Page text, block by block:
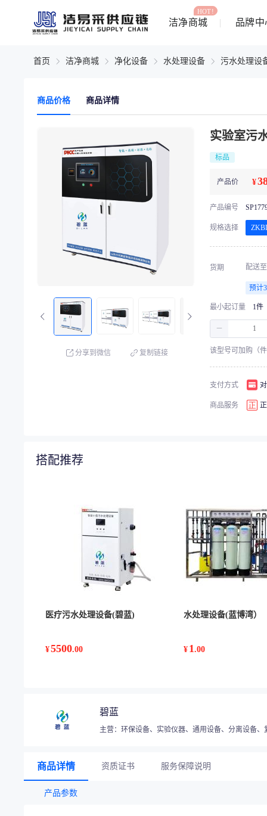
洁净商城
HOT!
品牌中
首页 洁净商城 净化设备 水处理设备 污水处理设
商品价格 商品详情
分享到微信 复制链接
实验室污
标品
产品价 ¥
产品编号
规格选择
货期 配送至
预计
最小起订量 1件
－
该型号可加购（
支付方式
商品服务
搭配推荐
医疗污水处理设备(碧蓝)
¥5500.00
水处理设备(蓝博湾）
¥ 1.00
碧蓝
主营：环保设备、实验仪器、通用设备、分离设备、
商品详情 资质证书 服务保障说明
产品参数